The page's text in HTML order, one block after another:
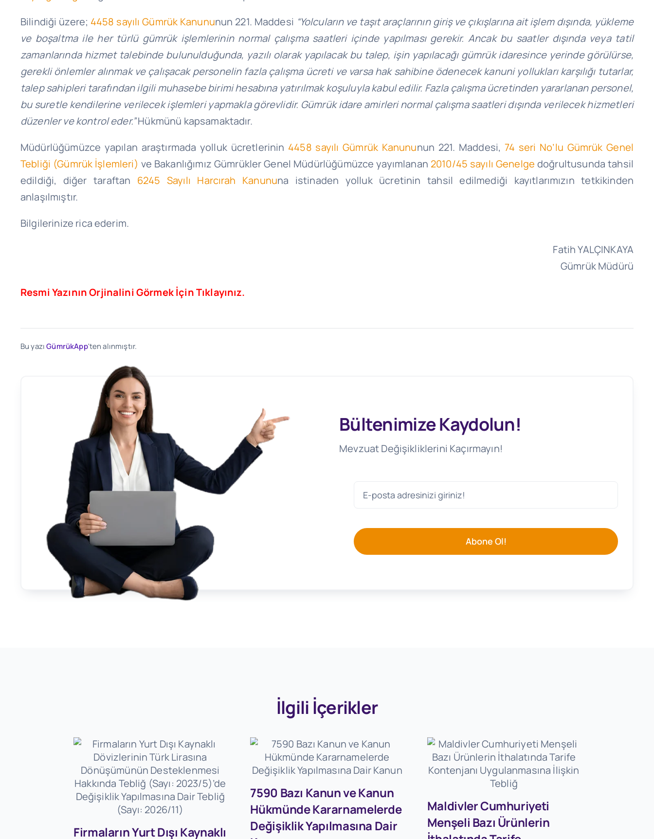
Bilindiği üzere; 4458 sayılı Gümrük Kanununun 221. Maddesi “Yolcuların ve taşıt araçlarının giriş ve çıkışlarına ait işlem dışında, yükleme
ve boşaltma ile her türlü gümrük işlemlerinin normal çalışma saatleri içinde yapılması gerekir. Ancak bu saatler dışında veya tatil
zamanlarında hizmet talebinde bulunulduğunda, yazılı olarak yapılacak bu talep, işin yapılacağı gümrük idaresince yerinde görülürse,
gerekli önlemler alınmak ve çalışacak personelin fazla çalışma ücreti ve varsa hak sahibine ödenecek kanuni yollukları karşılığı tutarlar,
talep sahipleri tarafından ilgili muhasebe birimi hesabına yatırılmakkoşuluyla kabul edilir. Fazla çalışma ücretinden yararlanan personel,
bu suretle kendilerine verilecek işlemleri yapmakla görevlidir. Gümrük idare amirleri normal çalışma saatleri dışında verilecek hizmetleri
düzenler ve kontrol eder.”Hükmünü kapsamaktadır.
Müdürlüğümüzce yapılan araştırmada yolluk ücretlerinin 4458 sayılı Gümrük Kanununun 221. Maddesi, 74 seri No’lu Gümrük Genel
Tebliği (Gümrük İşlemleri) ve Bakanlığımız Gümrükler Genel Müdürlüğümüzce yayımlanan 2010/45 sayılı Genelgedoğrultusunda tahsil
edildiği, diğer taraftan 6245 Sayılı Harcırah Kanununa istinaden yolluk ücretinin tahsil edilmediği kayıtlarımızın tetkikinden
anlaşılmıştır.
Bilgilerinize rica ederim.
Fatih YALÇINKAYA
Gümrük Müdürü
Resmi Yazının Orjinalini Görmek İçin Tıklayınız.
Bu yazıGümrükApp'ten alınmıştır.
Bültenimize Kaydolun!
Mevzuat Değişikliklerini Kaçırmayın!
Abone Ol!
İlgili İçerikler
Firmaların Yurt Dışı Kaynaklı
7590 Bazı Kanun ve Kanun
Hükmünde Kararnamelerde
Değişiklik Yapılmasına Dair
Maldivler Cumhuriyeti
Menşeli Bazı Ürünlerin